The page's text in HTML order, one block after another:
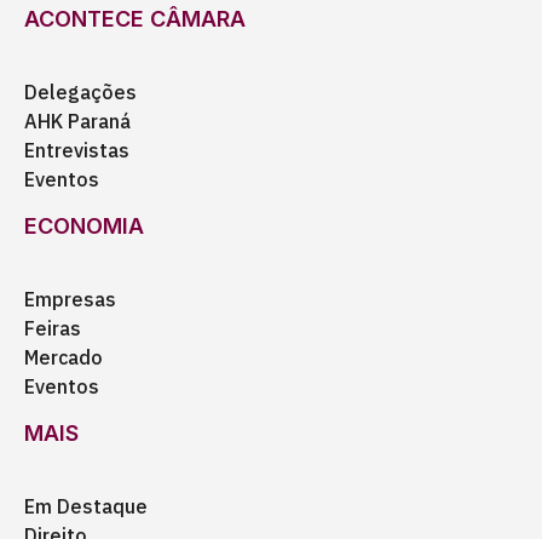
ACONTECE CÂMARA
Delegações
AHK Paraná
Entrevistas
Eventos
ECONOMIA
Empresas
Feiras
Mercado
Eventos
MAIS
Em Destaque